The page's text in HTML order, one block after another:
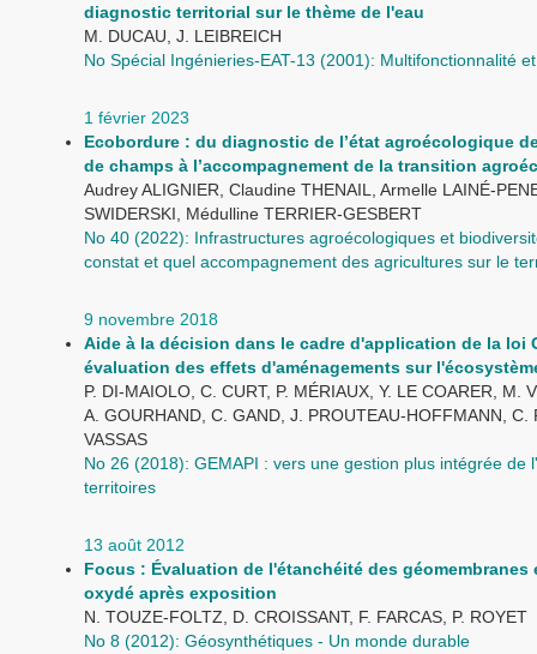
diagnostic territorial sur le thème de l'eau
M. DUCAU, J. LEIBREICH
No Spécial Ingénieries-EAT-13 (2001): Multifonctionnalité
1 février 2023
Ecobordure : du diagnostic de l’état agroécologique
de champs à l’accompagnement de la transition
Audrey ALIGNIER, Claudine THENAIL, Armelle LAINÉ-
SWIDERSKI, Médulline TERRIER-GESBERT
No 40 (2022): Infrastructures agroécologiques et
constat et quel accompagnement des agricultures sur le
9 novembre 2018
Aide à la décision dans le cadre d'application de la loi
évaluation des effets d'aménagements sur
P. DI-MAIOLO, C. CURT, P. MÉRIAUX, Y. LE COARER, M.
A. GOURHAND, C. GAND, J. PROUTEAU-HOFFMANN, C.
VASSAS
No 26 (2018): GEMAPI : vers une gestion plus intégrée de
territoires
13 août 2012
Focus : Évaluation de l'étanchéité des géomembranes
oxydé après exposition
N. TOUZE-FOLTZ, D. CROISSANT, F. FARCAS, P. ROYET
No 8 (2012): Géosynthétiques - Un monde durable